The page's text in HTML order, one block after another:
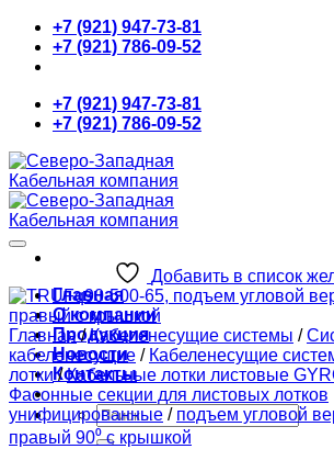
Skip
content
+7 (921) 947-73-81
+7 (921) 786-09-52
+7 (921) 947-73-81
+7 (921) 786-09-52
Главная
О компании
Продукция
Новости
Контакты
Искать:
Добавить в список
Главная / Кабеленесущие системы /
кабеленесущие / Кабеленесущие
лотки / Кабельные лотки листовые
Фасонные секции для листовых лотков
унифицированные / подъем угловой
правый 90⁰ с крышкой